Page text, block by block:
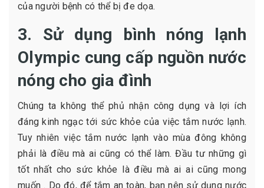
của người bệnh có thể bị đe dọa.
3. Sử dụng bình nóng lạnh
Olympic cung cấp nguồn nước
nóng cho gia đình
Chúng ta không thể phủ nhận công dụng và lợi ích
đáng kinh ngạc tới sức khỏe của việc tắm nước lạnh.
Tuy nhiên việc tắm nước lạnh vào mùa đông không
phải là điều mà ai cũng có thể làm. Đầu tư những gì
tốt nhất cho sức khỏe là điều mà ai ai cũng mong
muốn . Do đó, để tắm an toàn, bạn nên sử dụng nước